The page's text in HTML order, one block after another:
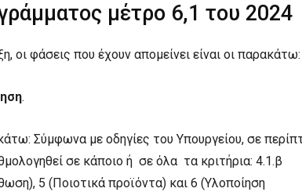
μέτρο 6,1 του 2024
φάσεις που έχουν απομείνει είναι οι παρακάτω:
.
Σύμφωνα με οδηγίες του Υπουργείου, σε
σε κάποιο ή σε όλα τα κριτήρια: 4.1.β
5 (Ποιοτικά προϊόντα) και 6 (Υλοποίηση